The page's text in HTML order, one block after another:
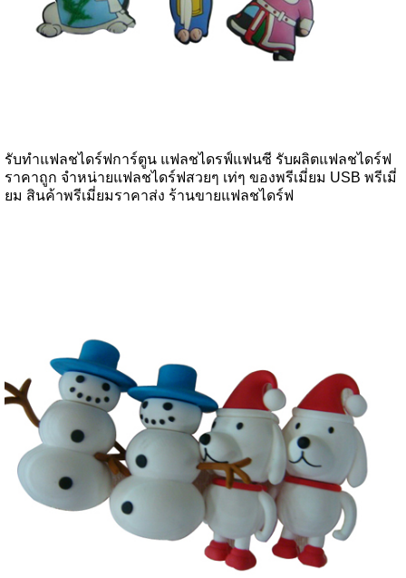
รับทำแฟลชไดร์ฟการ์ตูน แฟลชไดรฟ์แฟนซี รับผลิตแฟลชไดร์ฟ
ราคาถูก จำหน่ายแฟลชไดร์ฟสวยๆ เท่ๆ ของพรีเมี่ยม USB พรีเมี่
ยม สินค้าพรีเมี่ยมราคาส่ง ร้านขายแฟลชไดร์ฟ